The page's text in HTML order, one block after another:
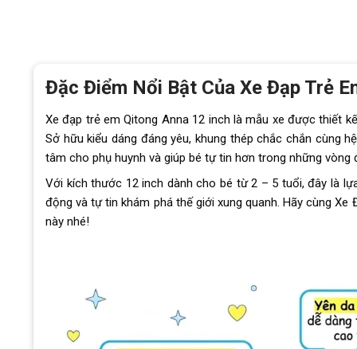
Đặc Điểm Nổi Bật Của Xe Đạp Trẻ
Xe đạp trẻ em Qitong Anna 12 inch là mẫu xe được thiết
Sở hữu kiểu dáng đáng yêu, khung thép chắc chắn cùng
tâm cho phụ huynh và giúp bé tự tin hơn trong những vòng
Với kích thước 12 inch dành cho bé từ 2 – 5 tuổi, đây là
động và tự tin khám phá thế giới xung quanh. Hãy cùng
này nhé!